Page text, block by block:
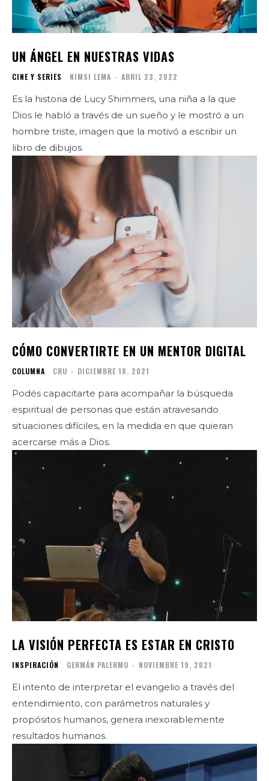
UN ÁNGEL EN NUESTRAS VIDAS
CINE Y SERIES NIMSI LEMA - ABRIL 23, 2022
Es la historia de Lucy Shimmers, una niña a la que
Dios le habló a través de un sueño y le mostró a un
hombre triste, imagen que la motivó a escribir un
libro de dibujos.
CÓMO CONVERTIRTE EN UN MENTOR DIGITAL
COLUMNA CRU - DICIEMBRE 18, 2021
Podés capacitarte para acompañar la búsqueda
espiritual de personas que están atravesando
situaciones difíciles, en la medida en que quieran
acercarse más a Dios.
LA VISIÓN PERFECTA ES ESTAR EN CRISTO
INSPIRACIÓN GERMÁN PALERMO - NOVIEMBRE 19, 2021
El intento de interpretar el evangelio a través del
entendimiento, con parámetros naturales y
propósitos humanos, genera inexorablemente
resultados humanos.